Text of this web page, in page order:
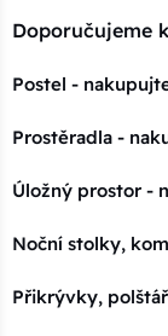
Doporučujeme
Postel -
Prostěradla -
Úložný prostor -
Noční stolky,
Přikrývky,